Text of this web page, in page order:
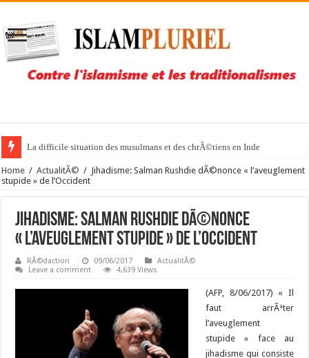
La difficile situation des musulmans et des chrÃ©tiens en Inde
Home / ActualitÃ© / Jihadisme: Salman Rushdie dÃ©nonce « l’aveuglement
stupide » de l’Occident
Jihadisme: Salman Rushdie dÃ©nonce
« l’aveuglement stupide » de l’Occident
RÃ©daction 09/06/2017
ActualitÃ©
Leave a comment
4,639 Views
(AFP, 8/06/2017) « Il
faut arrÃªter
l’aveuglement
stupide » face au
jihadisme qui consiste